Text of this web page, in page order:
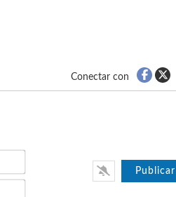
Conectar con